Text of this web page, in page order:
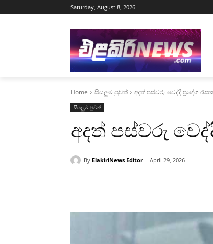
Saturday, August 8, 2026
Home සියලුම පුවත් අදත් පස්වරු වෙද්දී ප්‍රදේශ
සියලුම පුවත්
අදත් පස්වරු
By ElakiriNews Editor April 29, 2026